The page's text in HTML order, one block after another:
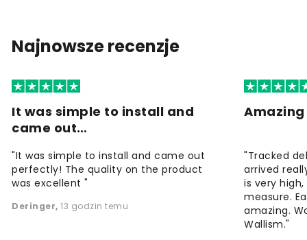
Najnowsze recenzje
It was simple to install and
came out…
"It was simple to install and came out
perfectly! The quality on the product
was excellent "
Deringer, 13 godzin temu
"Tracked
arrived
is very
measure.
amazing.
Wallism."